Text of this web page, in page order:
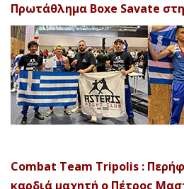
Πρωτάθλημα Boxe Savate
Combat Team Tripolis :
καρδιά μαχητή ο Πέτρος